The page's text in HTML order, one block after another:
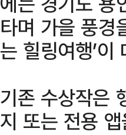
타며 가을 풍경
는 힐링여행’
기존 수상작은
지 또는 전용